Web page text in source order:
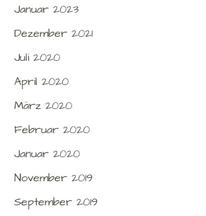
Januar 2023
Dezember 2021
Juli 2020
April 2020
März 2020
Februar 2020
Januar 2020
November 2019
September 2019